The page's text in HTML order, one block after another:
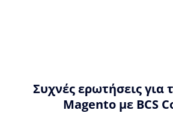
Συχνές ερωτήσεις για
Magento με BCS